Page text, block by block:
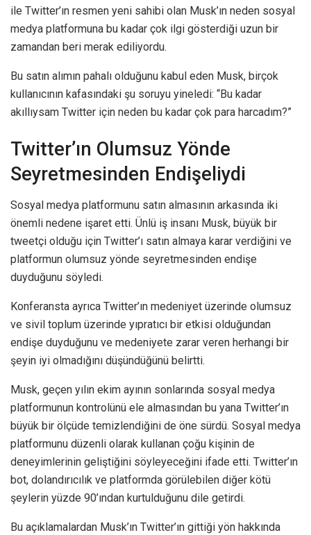
ile Twitter’ın resmen yeni sahibi olan Musk’ın neden sosyal
medya platformuna bu kadar çok ilgi gösterdiği uzun bir
zamandan beri merak ediliyordu.
Bu satın alımın pahalı olduğunu kabul eden Musk, birçok
kullanıcının kafasındaki şu soruyu yineledi: “Bu kadar
akıllıysam Twitter için neden bu kadar çok para harcadım?”
Twitter’ın Olumsuz Yönde
Seyretmesinden Endişeliydi
Sosyal medya platformunu satın almasının arkasında iki
önemli nedene işaret etti. Ünlü iş insanı Musk, büyük bir
tweetçi olduğu için Twitter’ı satın almaya karar verdiğini ve
platformun olumsuz yönde seyretmesinden endişe
duyduğunu söyledi.
Konferansta ayrıca Twitter’ın medeniyet üzerinde olumsuz
ve sivil toplum üzerinde yıpratıcı bir etkisi olduğundan
endişe duyduğunu ve medeniyete zarar veren herhangi bir
şeyin iyi olmadığını düşündüğünü belirtti.
Musk, geçen yılın ekim ayının sonlarında sosyal medya
platformunun kontrolünü ele almasından bu yana Twitter’ın
büyük bir ölçüde temizlendiğini de öne sürdü. Sosyal medya
platformunu düzenli olarak kullanan çoğu kişinin de
deneyimlerinin geliştiğini söyleyeceğini ifade etti. Twitter’ın
bot, dolandırıcılık ve platformda görülebilen diğer kötü
şeylerin yüzde 90’ından kurtulduğunu dile getirdi.
Bu açıklamalardan Musk’ın Twitter’ın gittiği yön hakkında